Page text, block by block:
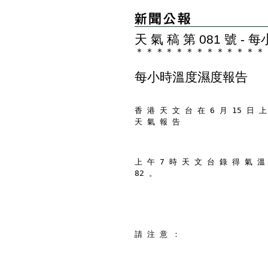
天 氣 稿 第 081 號 - 每
＊ ＊ ＊ ＊ ＊ ＊ ＊ ＊ ＊ ＊ ＊ ＊ ＊
每小時溫度濕度報告
香 港 天 文 台 在 6 月 15 日
天 氣 報 告
上 午 7 時 天 文 台 錄 得 氣
82 。
請 注 意 ：